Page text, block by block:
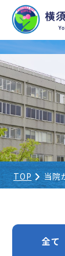
TOP 当院
全て